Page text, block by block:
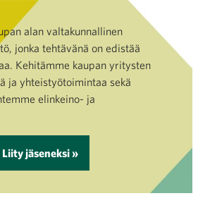
alan valtakunnallinen
jonka tehtävänä on edistää
Kehitämme kaupan yritysten
ja yhteistyötoimintaa sekä
elinkeino- ja
Liity jäseneksi »